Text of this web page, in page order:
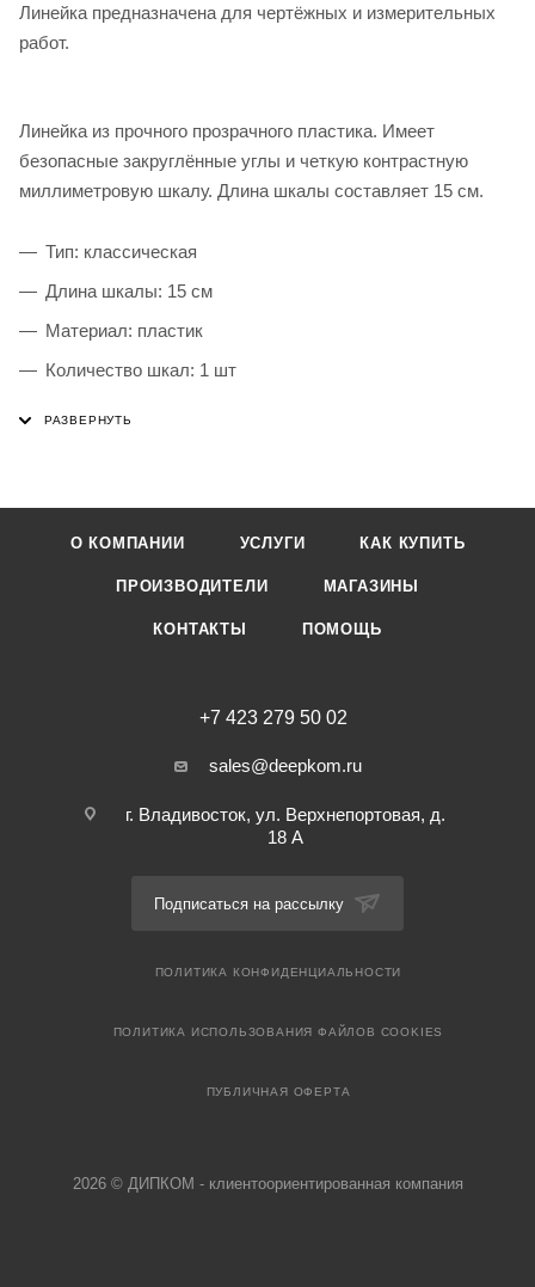
Линейка предназначена для чертёжных и измерительных
работ.
Линейка из прочного прозрачного пластика. Имеет
безопасные закруглённые углы и четкую контрастную
миллиметровую шкалу. Длина шкалы составляет 15 см.
Тип: классическая
Длина шкалы: 15 см
Материал: пластик
Количество шкал: 1 шт
О КОМПАНИИ УСЛУГИ КАК КУПИТЬ
ПРОИЗВОДИТЕЛИ МАГАЗИНЫ
КОНТАКТЫ ПОМОЩЬ
+7 423 279 50 02
sales@deepkom.ru
г. Владивосток, ул. Верхнепортовая, д.
18 А
Подписаться на рассылку
ПОЛИТИКА КОНФИДЕНЦИАЛЬНОСТИ
ПОЛИТИКА ИСПОЛЬЗОВАНИЯ ФАЙЛОВ COOKIES
ПУБЛИЧНАЯ ОФЕРТА
2026 © ДИПКОМ - клиентоориентированная компания